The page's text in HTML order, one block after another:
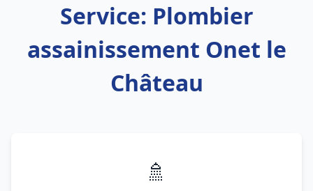
Service: Plombier
assainissement Onet le
Château
🚿